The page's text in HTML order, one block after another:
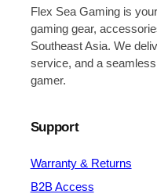
Flex Sea Gaming is
gaming gear,
Southeast Asia. We
service, and a
gamer.
Support
Warranty & Returns
B2B Access